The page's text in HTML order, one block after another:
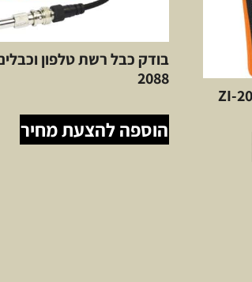
2088
הוספה להצעת מחיר